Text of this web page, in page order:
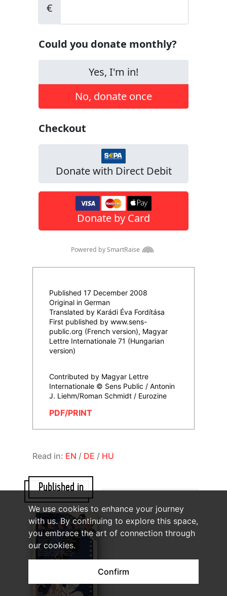
We use cookies to enhance your journey
with us. By continuing to explore this space,
you embrace the art of connection through
our cookies.
Confirm
Published 17 December 2008
Original in German
Translated by Karádi Éva Fordítása
First published by www.sens-
public.org (French version), Magyar
Lettre Internationale 71 (Hungarian
version)
Contributed by Magyar Lettre
Internationale © Sens Public / Antonin
J. Liehm/Roman Schmidt / Eurozine
PDF/PRINT
Read in: EN / DE / HU
Published in